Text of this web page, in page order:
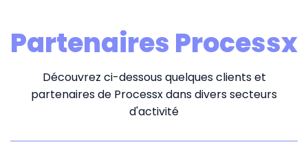
Partenaires Processx
Découvrez ci-dessous quelques clients et
partenaires de Processx dans divers secteurs
d'activité